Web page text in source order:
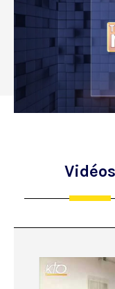
Vidéos